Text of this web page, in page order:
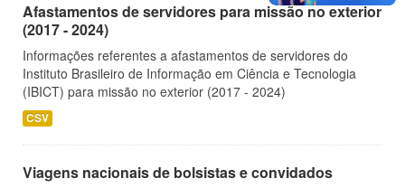
Afastamentos de servidores para missão no exterior
(2017 - 2024)
Informações referentes a afastamentos de servidores do
Instituto Brasileiro de Informação em Ciência e Tecnologia
(IBICT) para missão no exterior (2017 - 2024)
CSV
Viagens nacionais de bolsistas e convidados